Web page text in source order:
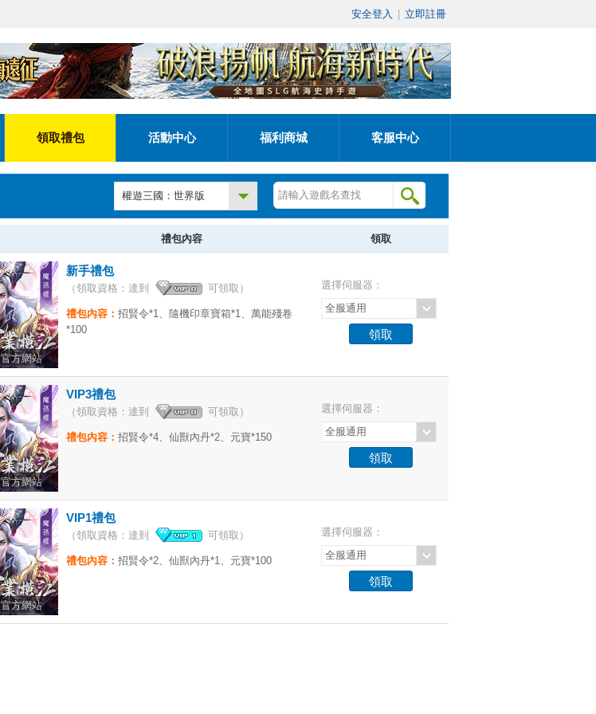
安全登入 立即註冊
領取禮包 活動中心 福利商城 客服中心
權遊三國：世界版
禮包內容 領取
官方網站
新手禮包
（領取資格：達到 可領取）
禮包內容： 招賢令*1、隨機印章寶箱*1、萬能殘卷
*100
選擇伺服器：
全服通用
官方網站
VIP3禮包
（領取資格：達到 可領取）
禮包內容： 招賢令*4、仙獸內丹*2、元寶*150
選擇伺服器：
全服通用
官方網站
VIP1禮包
（領取資格：達到 可領取）
禮包內容： 招賢令*2、仙獸內丹*1、元寶*100
選擇伺服器：
全服通用